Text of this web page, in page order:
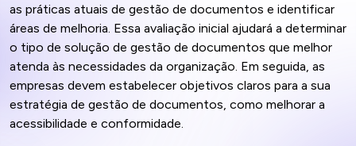
as práticas atuais de gestão de documentos e identificar
áreas de melhoria. Essa avaliação inicial ajudará a determinar
o tipo de solução de gestão de documentos que melhor
atenda às necessidades da organização. Em seguida, as
empresas devem estabelecer objetivos claros para a sua
estratégia de gestão de documentos, como melhorar a
acessibilidade e conformidade.